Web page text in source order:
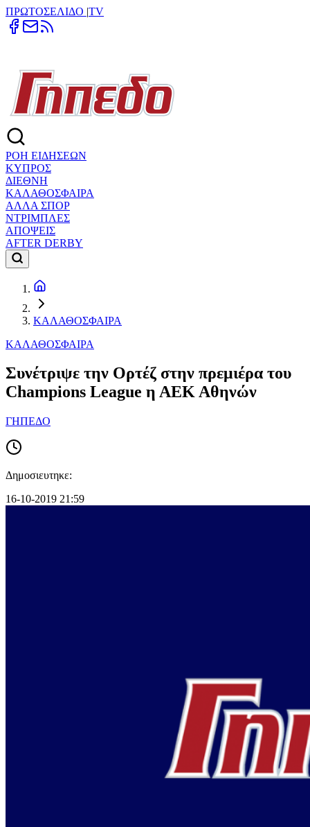
ΠΡΩΤΟΣΕΛΙΔΟ |TV
ΡΟΗ ΕΙΔΗΣΕΩΝ
ΚΥΠΡΟΣ
ΔΙΕΘΝΗ
ΚΑΛΑΘΟΣΦΑΙΡΑ
ΑΛΛΑ ΣΠΟΡ
ΝΤΡΙΜΠΛΕΣ
ΑΠΟΨΕΙΣ
AFTER DERBY
ΚΑΛΑΘΟΣΦΑΙΡΑ
ΚΑΛΑΘΟΣΦΑΙΡΑ
Συνέτριψε την Ορτέζ στην πρεμιέρα του
Champions League η ΑΕΚ Αθηνών
ΓΗΠΕΔΟ
Δημοσιευτηκε:
16-10-2019 21:59